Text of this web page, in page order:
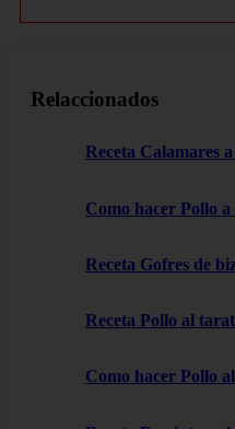
Relaccionados
Receta Calamares
Como hacer Pollo
Receta Gofres de
Receta Pollo al
Como hacer Pollo